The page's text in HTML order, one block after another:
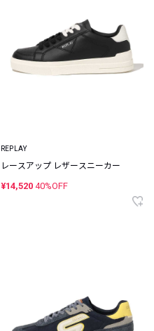
REPLAY
レースアップ レザースニーカー
¥14,520 40%OFF